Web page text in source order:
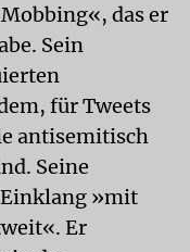
das er
Sein
für Tweets
antisemitisch
Seine
»mit
Er